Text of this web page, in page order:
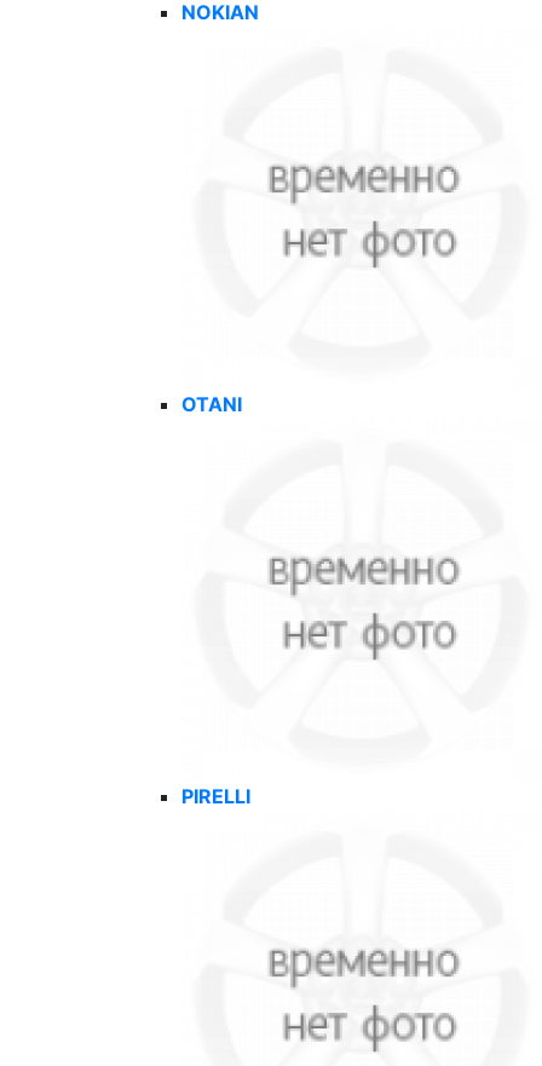
NOKIAN
OTANI
PIRELLI